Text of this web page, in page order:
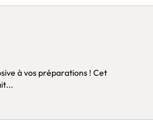
à vos préparations ! Cet
parfait...